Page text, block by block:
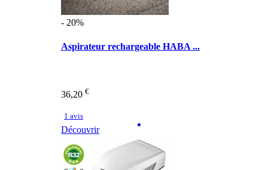
- 20%
Aspirateur rechargeable HABA ...
36,20 €
1 avis
Découvrir